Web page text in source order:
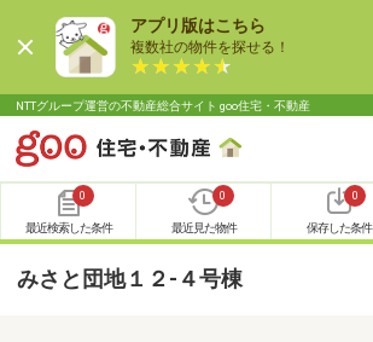
アプリ版はこちら
複数社の物件を探せる！
NTTグループ運営の不動産総合サイト goo住宅・不動産
0
最近検索した条件
0
最近見た物件
0
保存した条件
みさと団地１２-４号棟